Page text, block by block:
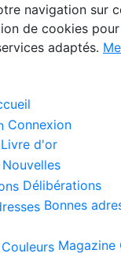
navigation sur
de cookies
adaptés.
Connexion
Livre d'or
Nouvelles
Délibérations
Bonnes
Magazine